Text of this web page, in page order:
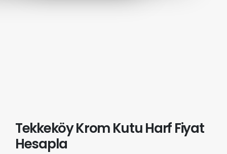
Tekkeköy Krom Kutu Harf Fiyat
Hesapla